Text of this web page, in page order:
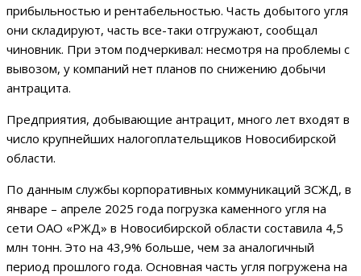
прибыльностью и рентабельностью. Часть добытого угля
они складируют, часть все-таки отгружают, сообщал
чиновник. При этом подчеркивал: несмотря на проблемы с
вывозом, у компаний нет планов по снижению добычи
антрацита.
Предприятия, добывающие антрацит, много лет входят в
число крупнейших налогоплательщиков Новосибирской
области.
По данным службы корпоративных коммуникаций ЗСЖД, в
январе – апреле 2025 года погрузка каменного угля на
сети ОАО «РЖД» в Новосибирской области составила 4,5
млн тонн. Это на 43,9% больше, чем за аналогичный
период прошлого года. Основная часть угля погружена на